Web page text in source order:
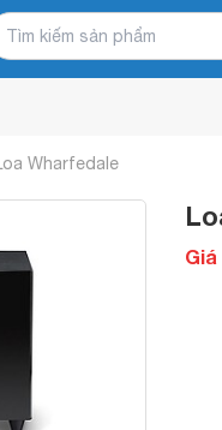
Loa Wharfedale
Giá